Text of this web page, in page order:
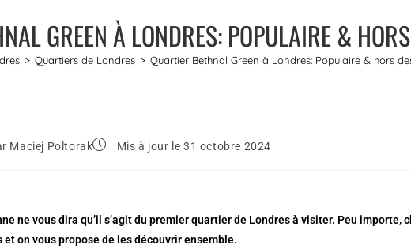
GREEN À LONDRES: POPULAIRE &
> Quartiers de Londres > Quartier Bethnal Green à Londres: Populaire & hors
Maciej Poltorak Mis à jour le 31 octobre 2024
ne vous dira qu’il s’agit du premier quartier de Londres à visiter. Peu
et on vous propose de les découvrir ensemble.